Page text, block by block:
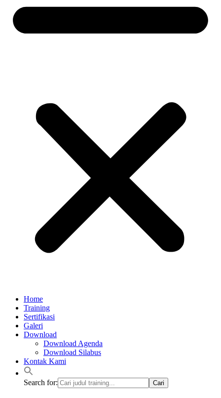
Home
Training
Sertifikasi
Galeri
Download
Download Agenda
Download Silabus
Kontak Kami
Search for: